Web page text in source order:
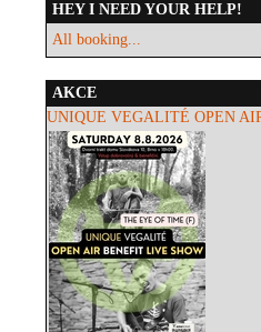
HEY I NEED YOUR HELP!
All booking...
AKCE
UNIQUE VEGALITÉ OPEN